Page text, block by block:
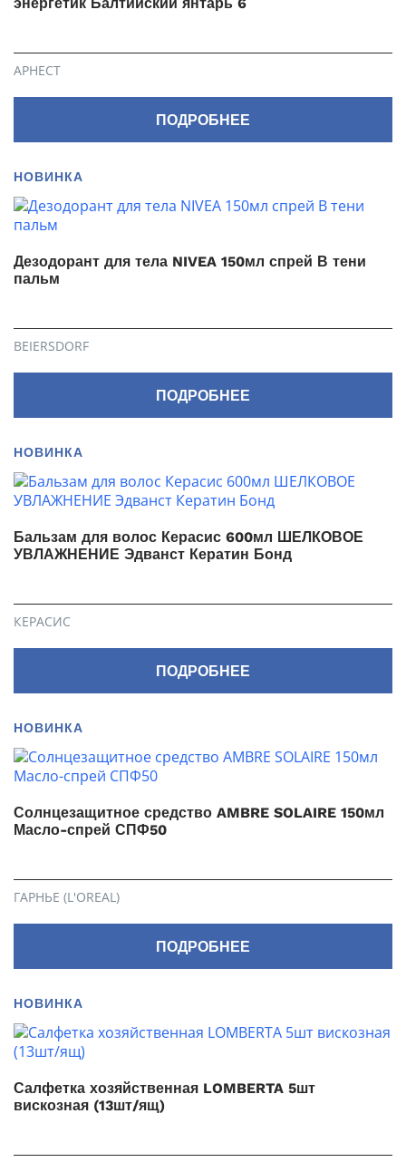
АРНЕСТ
ПОДРОБНЕЕ
НОВИНКА
Дезодорант для тела NIVEA 150мл спрей В тени
пальм
BEIERSDORF
ПОДРОБНЕЕ
НОВИНКА
Бальзам для волос Керасис 600мл ШЕЛКОВОЕ
УВЛАЖНЕНИЕ Эдванст Кератин Бонд
КЕРАСИС
ПОДРОБНЕЕ
НОВИНКА
Солнцезащитное средство AMBRE SOLAIRE 150мл
Масло-спрей СПФ50
ГАРНЬЕ (L'OREAL)
ПОДРОБНЕЕ
НОВИНКА
Салфетка хозяйственная LOMBERTA 5шт
вискозная (13шт/ящ)